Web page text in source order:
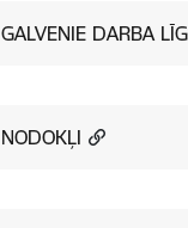
GALVENIE DARBA
NODOKĻI